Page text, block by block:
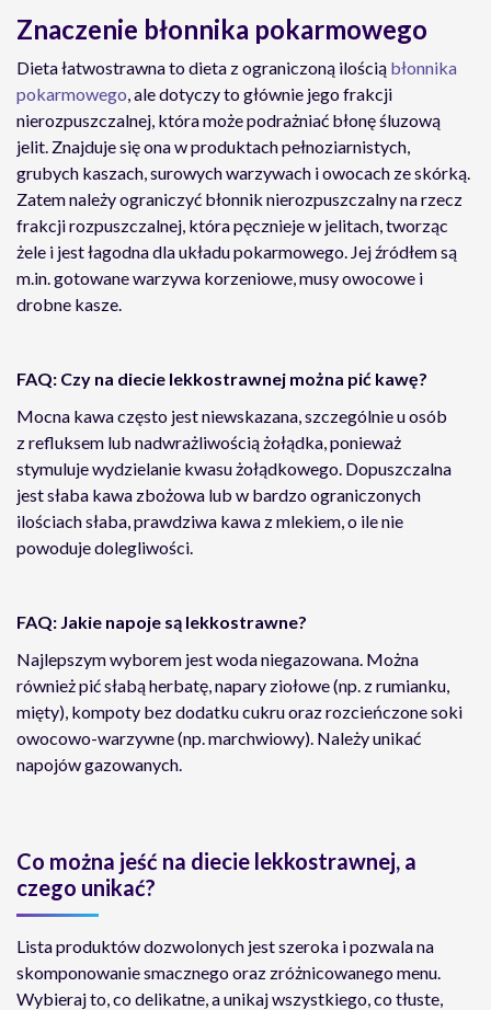
Znaczenie błonnika pokarmowego
Dieta łatwostrawna to dieta z ograniczoną ilością błonnika
pokarmowego, ale dotyczy to głównie jego frakcji
nierozpuszczalnej, która może podrażniać błonę śluzową
jelit. Znajduje się ona w produktach pełnoziarnistych,
grubych kaszach, surowych warzywach i owocach ze skórką.
Zatem należy ograniczyć błonnik nierozpuszczalny na rzecz
frakcji rozpuszczalnej, która pęcznieje w jelitach, tworząc
żele i jest łagodna dla układu pokarmowego. Jej źródłem są
m.in. gotowane warzywa korzeniowe, musy owocowe i
drobne kasze.
FAQ: Czy na diecie lekkostrawnej można pić kawę?
Mocna kawa często jest niewskazana, szczególnie u osób
z refluksem lub nadwrażliwością żołądka, ponieważ
stymuluje wydzielanie kwasu żołądkowego. Dopuszczalna
jest słaba kawa zbożowa lub w bardzo ograniczonych
ilościach słaba, prawdziwa kawa z mlekiem, o ile nie
powoduje dolegliwości.
FAQ: Jakie napoje są lekkostrawne?
Najlepszym wyborem jest woda niegazowana. Można
również pić słabą herbatę, napary ziołowe (np. z rumianku,
mięty), kompoty bez dodatku cukru oraz rozcieńczone soki
owocowo-warzywne (np. marchwiowy). Należy unikać
napojów gazowanych.
Co można jeść na diecie lekkostrawnej, a
czego unikać?
Lista produktów dozwolonych jest szeroka i pozwala na
skomponowanie smacznego oraz zróżnicowanego menu.
Wybieraj to, co delikatne, a unikaj wszystkiego, co tłuste,